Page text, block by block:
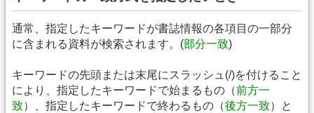
通常、指定したキーワードが書誌情報の各項目の一部分
に含まれる資料が検索されます。(部分一致)
キーワードの先頭または末尾にスラッシュ(/)を付けること
により、指定したキーワードで始まるもの（前方一
致）、指定したキーワードで終わるもの（後方一致）と